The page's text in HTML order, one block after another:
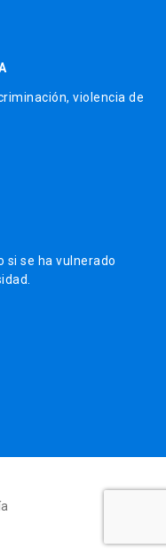
violencia de
si se ha vulnerado